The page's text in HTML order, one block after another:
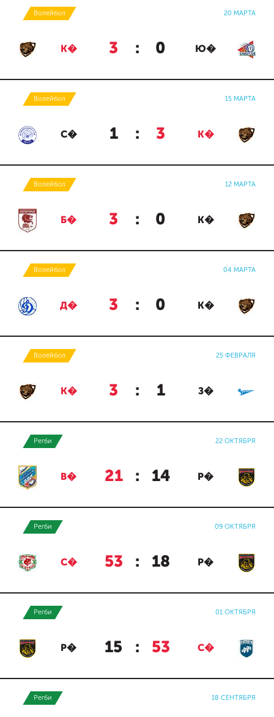
Волейбол 20 МАРТА
К� 3 : 0 Ю�
Волейбол 15 МАРТА
С� 1 : 3 К�
Волейбол 12 МАРТА
Б� 3 : 0 К�
Волейбол 04 МАРТА
Д� 3 : 0 К�
Волейбол 25 ФЕВРАЛЯ
К� 3 : 1 З�
Регби 22 ОКТЯБРЯ
В� 21 : 14 Р�
Регби 09 ОКТЯБРЯ
С� 53 : 18 Р�
Регби 01 ОКТЯБРЯ
Р� 15 : 53 С�
Регби 18 СЕНТЯБРЯ